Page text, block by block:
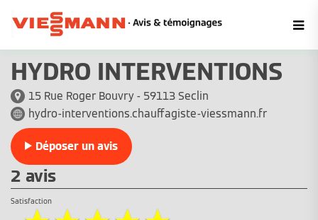
HYDRO INTERVENTIONS
15 Rue Roger Bouvry - 59113 Seclin
hydro-interventions.chauffagiste-viessmann.fr
Déposer un avis
2 avis
Satisfaction